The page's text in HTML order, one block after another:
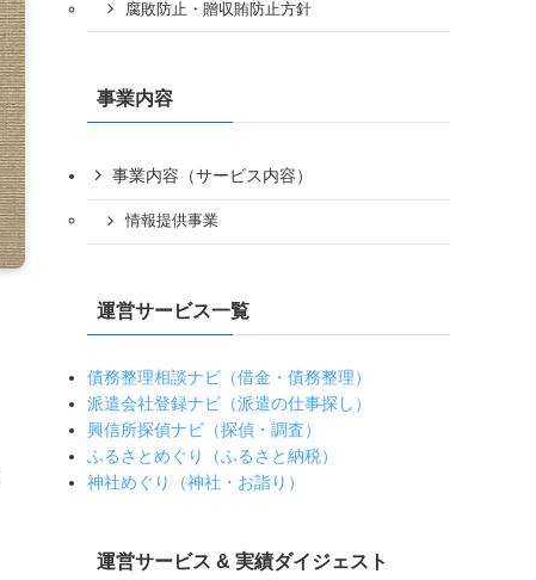
腐敗防止・贈収賄防止方針
事業内容
事業内容（サービス内容）
情報提供事業
運営サービス一覧
債務整理相談ナビ（借金・債務整理）
派遣会社登録ナビ（派遣の仕事探し）
興信所探偵ナビ（探偵・調査）
ふるさとめぐり（ふるさと納税）
神社めぐり（神社・お詣り）
運営サービス & 実績ダイジェスト